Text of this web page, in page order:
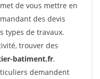
de vous mettre en
des devis
types de travaux.
trouver des
batiment.fr.
demandent